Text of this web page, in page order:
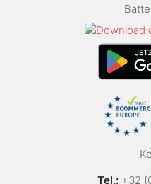
Tel.: +32